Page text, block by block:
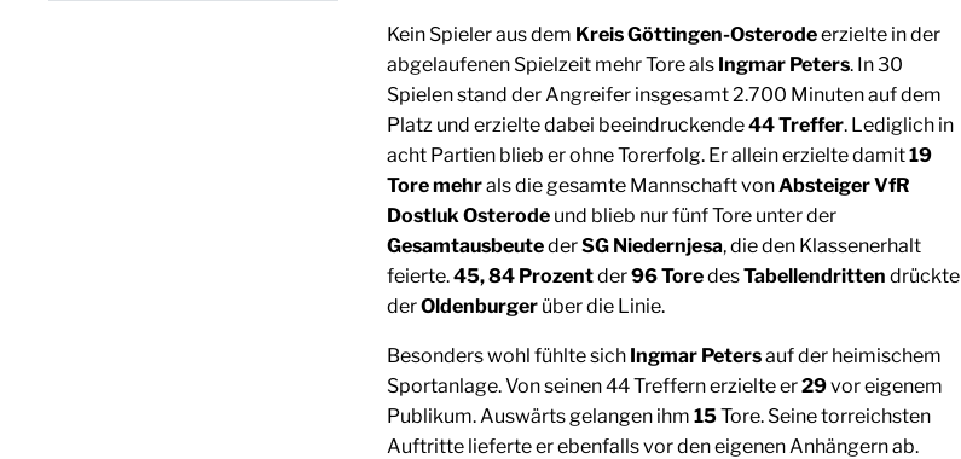
Kein Spieler aus dem Kreis Göttingen-Osterodeerzielte in der
abgelaufenen Spielzeit mehr Tore als Ingmar Peters. In 30
Spielen stand der Angreifer insgesamt 2.700 Minuten auf dem
Platz und erzielte dabei beeindruckende44 Treffer. Lediglich in
acht Partien blieb er ohne Torerfolg. Er allein erzielte damit19
Tore mehrals die gesamte Mannschaft von Absteiger VfR
Dostluk Osterode und blieb nur fünf Tore unter der
GesamtausbeutederSG Niedernjesa, die den Klassenerhalt
feierte.45, 84 Prozentder96 ToredesTabellendritten drückte
derOldenburger über die Linie.
Besonders wohl fühlte sich Ingmar Petersauf der heimischem
Sportanlage. Von seinen 44 Treffern erzielte er29vor eigenem
Publikum. Auswärts gelangen ihm 15Tore. Seine torreichsten
Auftritte lieferte er ebenfalls vor den eigenen Anhängern ab.